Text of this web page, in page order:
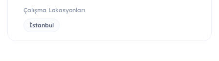
Çalışma Lokasyonları
İstanbul